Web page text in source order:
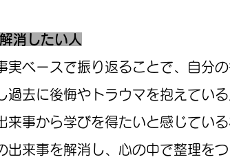
消したい人
実ベースで振り返ることで、自分
過去に後悔やトラウマを抱えてい
来事から学びを得たいと感じてい
出来事を解消し、心の中で整理を